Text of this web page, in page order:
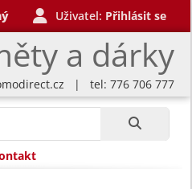
a dárky
Uživatel: Přihlásit se
| tel: 776 706 777